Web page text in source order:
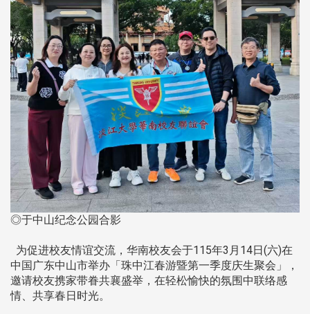
◎于中山纪念公园合影
为促进校友情谊交流，华南校友会于115年3月14日(六)在
中国广东中山市举办「珠中江春游暨第一季度庆生聚会」，
邀请校友携家带眷共襄盛举，在轻松愉快的氛围中联络感
情、共享春日时光。